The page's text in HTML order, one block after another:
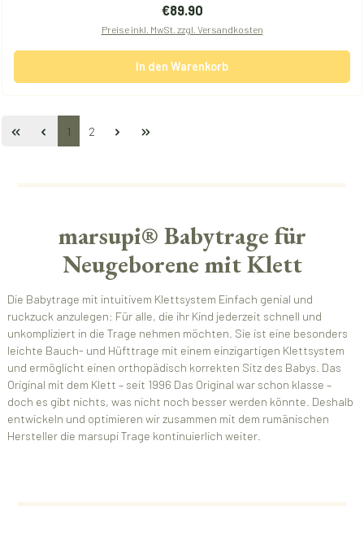
Regulärer Preis:
€89.90
Preise inkl. MwSt. zzgl. Versandkosten
In den Warenkorb
Seite
1 Seite
2
marsupi® Babytrage für
Neugeborene mit Klett
Die Babytrage mit intuitivem Klettsystem Einfach genial und
ruckzuck anzulegen: Für alle, die ihr Kind jederzeit schnell und
unkompliziert in die Trage nehmen möchten. Sie ist eine besonders
leichte Bauch- und Hüfttrage mit einem einzigartigen Klettsystem
und ermöglicht einen orthopädisch korrekten Sitz des Babys. Das
Original mit dem Klett – seit 1996 Das Original war schon klasse –
doch es gibt nichts, was nicht noch besser werden könnte. Deshalb
entwickeln und optimieren wir zusammen mit dem rumänischen
Hersteller die marsupi Trage kontinuierlich weiter.